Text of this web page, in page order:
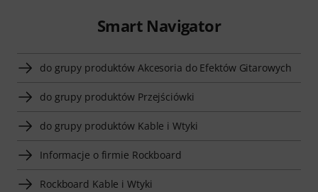
Smart Navigator
do grupy produktów Akcesoria do Efektów Gitarowych
do grupy produktów Przejściówki
do grupy produktów Kable i Wtyki
Informacje o firmie Rockboard
Rockboard Kable i Wtyki